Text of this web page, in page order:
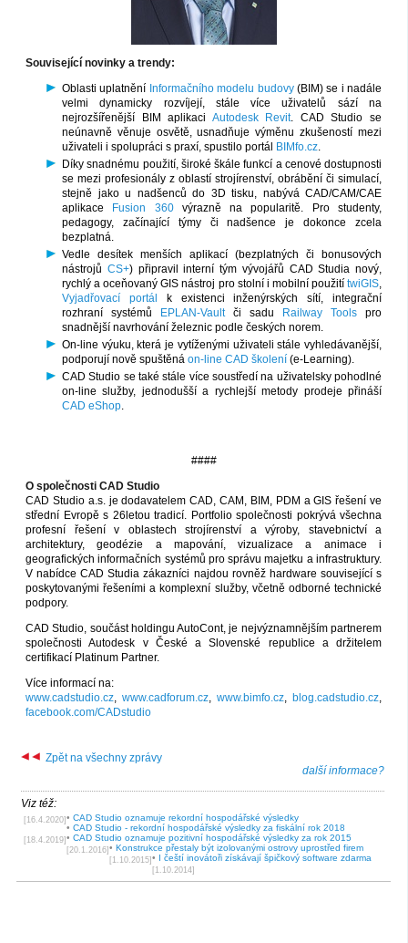
Související novinky a trendy:
Oblasti uplatnění Informačního modelu budovy(BIM) se i nadále
velmi dynamicky rozvíjejí, stále více uživatelů sází na
nejrozšířenější BIM aplikaci Autodesk Revit. CAD Studio se
neúnavně věnuje osvětě, usnadňuje výměnu zkušeností mezi
uživateli i spolupráci s praxí, spustilo portál BIMfo.cz.
Díky snadnému použití, široké škále funkcí a cenové dostupnosti
se mezi profesionály z oblastí strojírenství, obrábění či simulací,
stejně jako u nadšenců do 3D tisku, nabývá CAD/CAM/CAE
aplikace
Fusion 360výrazně na popularitě. Pro studenty,
pedagogy, začínající týmy či nadšence je dokonce zcela
bezplatná.
Vedle desítek menších aplikací (bezplatných či bonusových
nástrojů CS+) připravil interní tým vývojářů CAD Studia nový,
rychlý a oceňovaný GIS nástroj pro stolní i mobilní použití twiGIS,
Vyjadřovací portál
k existenci inženýrských sítí, integrační
rozhraní systémů
EPLAN-Vaultči sadu Railway Tools pro
snadnější navrhování železnic podle českých norem.
On-line výuku, která je vytíženými uživateli stále vyhledávanější,
podporují nově spuštěná on-line CAD školení (e-Learning).
CAD Studio se také stále více soustředí na uživatelsky pohodlné
on-line služby, jednodušší a rychlejší metody prodeje přináší
CAD eShop.
####
O společnosti CAD Studio
CAD Studio a.s. je dodavatelem CAD, CAM, BIM, PDM a GIS řešení ve
střední Evropě s 26letou tradicí. Portfolio společnosti pokrývá všechna
profesní řešení v oblastech strojírenství a výroby, stavebnictví a
architektury, geodézie a mapování, vizualizace a animace i
geografických informačních systémů pro správu majetku a infrastruktury.
V nabídce CAD Studia zákazníci najdou rovněž hardware související s
poskytovanými řešeními a komplexní služby, včetně odborné technické
podpory.
CAD Studio, součást holdingu AutoCont, je nejvýznamnějším partnerem
společnosti Autodesk v České a Slovenské republice a držitelem
certifikací Platinum Partner.
Více informací na:
www.cadstudio.cz, www.cadforum.cz, www.bimfo.cz, blog.cadstudio.cz,
facebook.com/CADstudio
Zpět na všechny zprávy
další informace?
Viz též:
• CAD Studio oznamuje rekordní hospodářské výsledky
[16.4.2020]
• CAD Studio - rekordní hospodářské výsledky za fiskální rok 2018
[18.4.2019] • CAD Studio oznamuje pozitivní hospodářské výsledky za rok 2015
[20.1.2016] • Konstrukce přestaly být izolovanými ostrovy uprostřed firem
[1.10.2015] • I čeští inovátoři získávají špičkový software zdarma
[1.10.2014]